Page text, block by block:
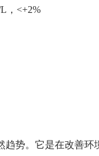
，<+2%
趋势。它是在改善环